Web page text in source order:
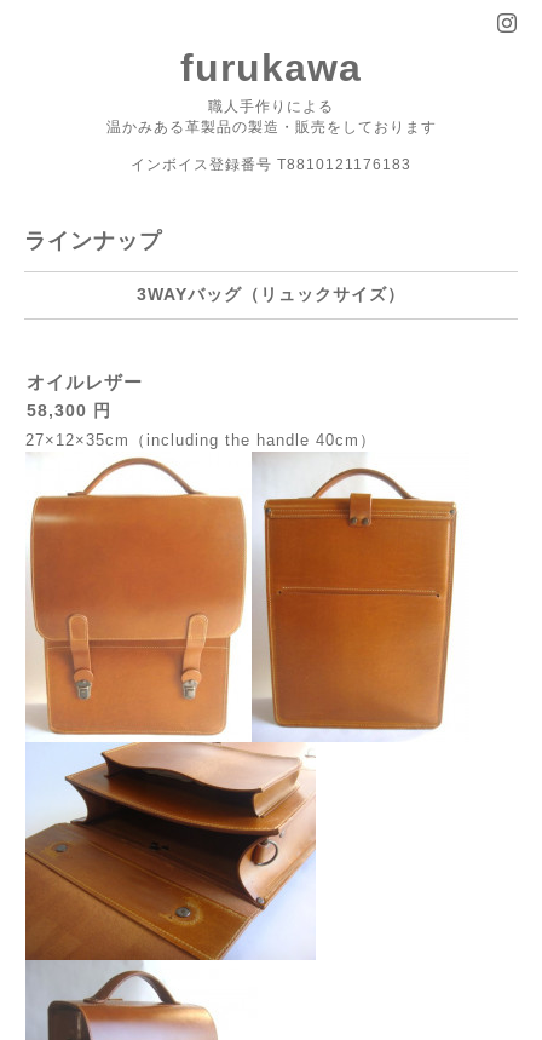
furukawa
職人手作りによる
温かみある革製品の製造・販売をしております
インボイス登録番号 T8810121176183
ラインナップ
3WAYバッグ（リュックサイズ）
オイルレザー
58,300 円
27×12×35cm（including the handle 40cm）